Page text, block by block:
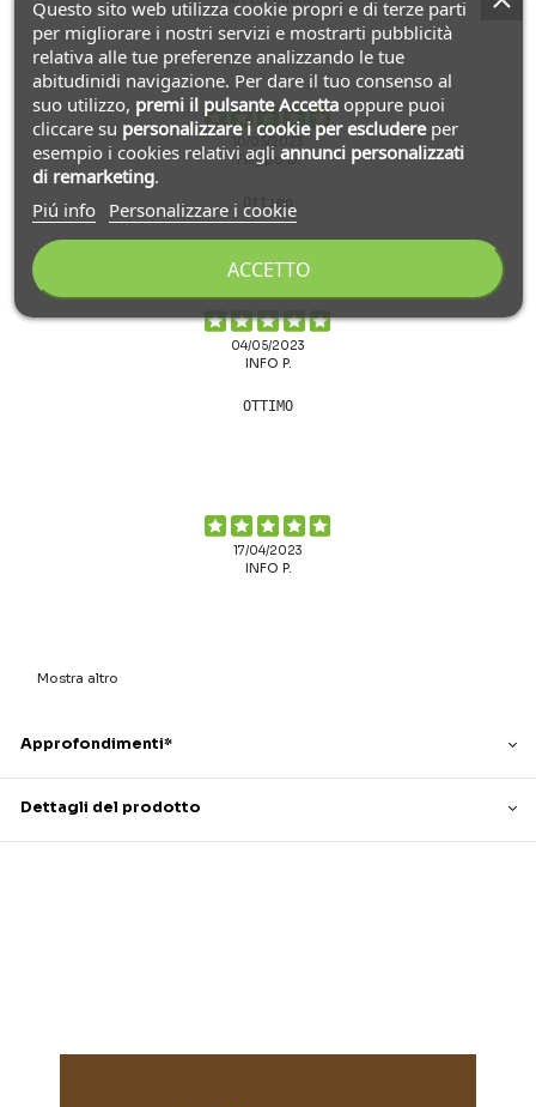
Filippo D.
Ottimo
04/05/2023
INFO P.
OTTIMO
17/04/2023
INFO P.
Mostra altro
Approfondimenti*
Dettagli del prodotto
Questo sito web utilizza cookie propri e di terze parti
per migliorare i nostri servizi e mostrarti pubblicità
relativa alle tue preferenze analizzando le tue
abitudinidi navigazione. Per dare il tuo consenso al
suo utilizzo, premi il pulsante Accettaoppure puoi
cliccare su personalizzare i cookie per escludereper
esempio i cookies relativi agli annunci personalizzati
di remarketing.
Piú info
Personalizzare i cookie
ACCETTO